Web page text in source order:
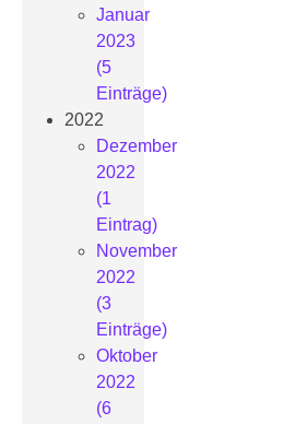
Januar
2023
(5
Einträge)
2022
Dezember
2022
(1
Eintrag)
November
2022
(3
Einträge)
Oktober
2022
(6